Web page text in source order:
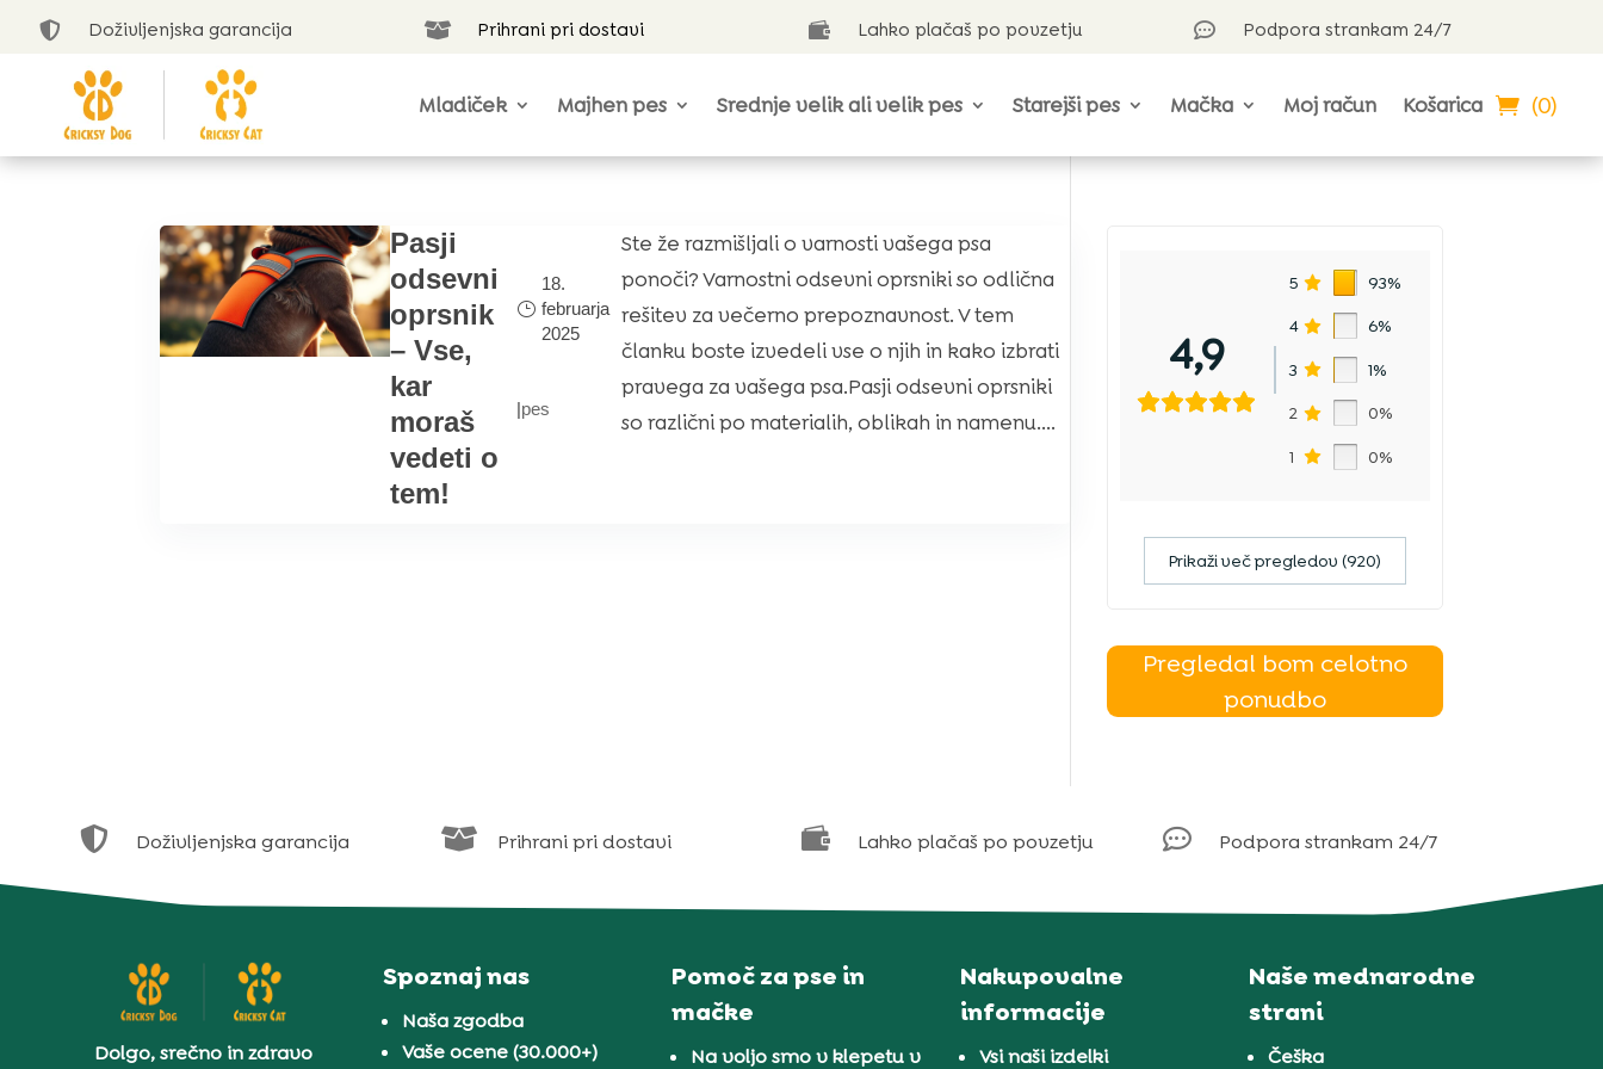
 Doživljenjska garancija  Prihrani pri dostavi  Lahko plačaš po povzetju  Podpora strankam 24/7
Mladiček Majhen pes Srednje velik ali velik pes Starejši pes Mačka Moj račun Košarica (0)
Pasji
odsevni
oprsnik
– Vse,
kar
moraš
vedeti o
tem!
18.
februarja
2025
|pes
Ste že razmišljali o varnosti vašega psa
ponoči? Varnostni odsevni oprsniki so odlična
rešitev za večerno prepoznavnost. V tem
članku boste izvedeli vse o njih in kako izbrati
pravega za vašega psa.Pasji odsevni oprsniki
so različni po materialih, oblikah in namenu....
4,9
5 93%
4 6%
3 1%
2 0%
1 0%
Prikaži več pregledov (920)
Pregledal bom celotno
ponudbo
 Doživljenjska garancija  Prihrani pri dostavi  Lahko plačaš po povzetju  Podpora strankam 24/7
Dolgo, srečno in zdravo
Spoznaj nas
Naša zgodba
Vaše ocene (30.000+)
Pomoč za pse in
mačke
Na voljo smo v klepetu v
Nakupovalne
informacije
Vsi naši izdelki
Naše mednarodne
strani
Češka